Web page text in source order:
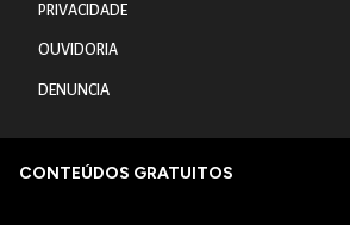
PRIVACIDADE
OUVIDORIA
DENUNCIA
CONTEÚDOS GRATUITOS